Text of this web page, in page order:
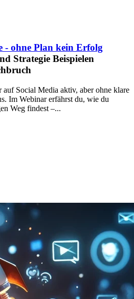
- ohne Plan kein Erfolg
Strategie Beispielen
Social Media aktiv, aber ohne klare
Im Webinar erfährst du, wie du
Weg findest –...